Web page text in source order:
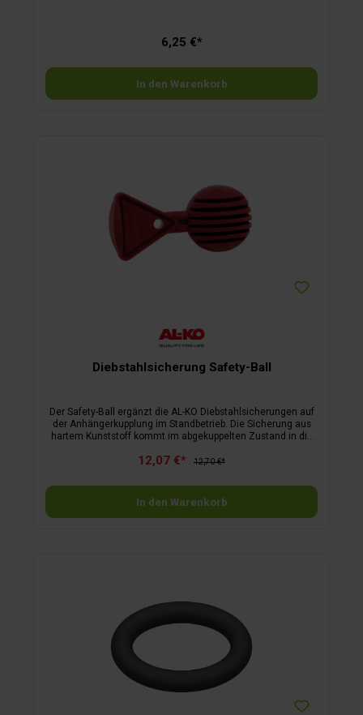
6,25 €*
In den Warenkorb
Diebstahlsicherung Safety-Ball
Der Safety-Ball ergänzt die AL-KO Diebstahlsicherungen auf
der Anhängerkupplung im Standbetrieb. Die Sicherung aus
hartem Kunststoff kommt im abgekuppelten Zustand in die
Kugelkopfs und damit ein unbefugtes Ankuppeln.
12,07 €* 12,70 €*
In den Warenkorb